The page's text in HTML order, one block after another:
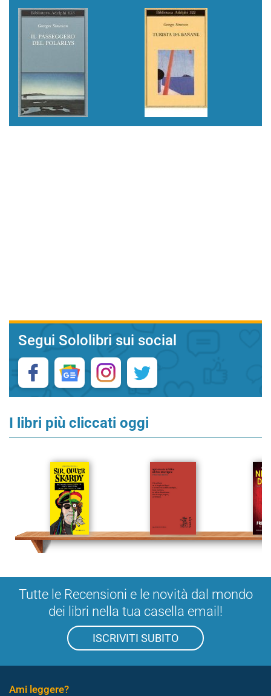
Segui Sololibri sui social
I libri più cliccati oggi
Tutte le Recensioni e le novità dal mondo
dei libri nella tua casella email!
ISCRIVITI SUBITO
Ami leggere?